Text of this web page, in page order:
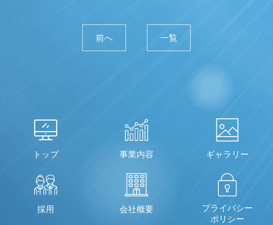
前へ 一覧
トップ 事業内容 ギャラリー
採用 会社概要
プライバシー
ポリシー